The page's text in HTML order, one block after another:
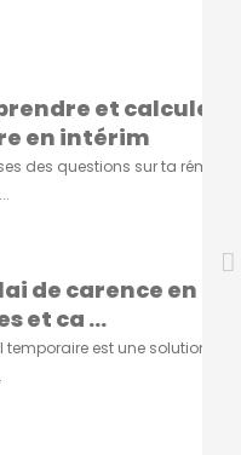
et calculer
en intérim
des questions sur ta
de carence en
et ca ...
temporaire est une solution